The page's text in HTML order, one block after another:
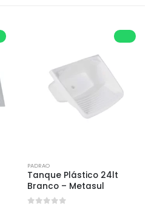
PADRAO
Tanque Plástico 24lt
Branco – Metasul